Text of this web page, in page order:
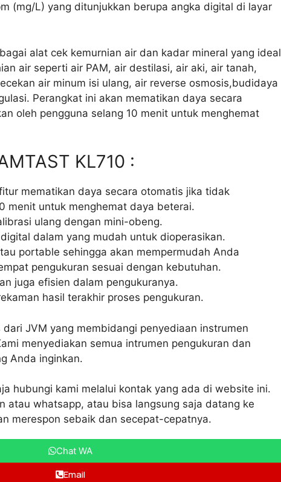
(mg/L) yang ditunjukkan berupa angka digital di layar
alat cek kemurnian air dan kadar mineral yang ideal
air seperti air PAM, air destilasi, air aki, air tanah,
air minum isi ulang, air reverse osmosis,budidaya
Perangkat ini akan mematikan daya secara
oleh pengguna selang 10 menit untuk menghemat
KL710 :
mematikan daya secara otomatis jika tidak
menit untuk menghemat daya beterai.
ulang dengan mini-obeng.
dalam yang mudah untuk dioperasikan.
portable sehingga akan mempermudah Anda
pengukuran sesuai dengan kebutuhan.
juga efisien dalam pengukuranya.
hasil terakhir proses pengukuran.
JVM yang membidangi penyediaan instrumen
menyediakan semua intrumen pengukuran dan
Anda inginkan.
hubungi kami melalui kontak yang ada di website ini.
atau whatsapp, atau bisa langsung saja datang ke
merespon sebaik dan secepat-cepatnya.
Chat WA
Email